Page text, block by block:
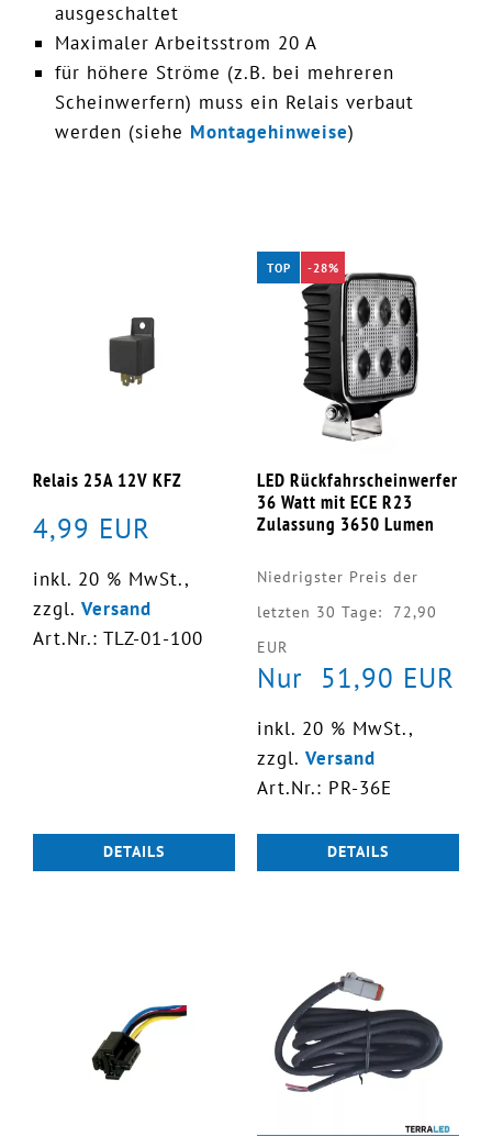
ausgeschaltet
Maximaler Arbeitsstrom 20 A
für höhere Ströme (z.B. bei mehreren
Scheinwerfern) muss ein Relais verbaut
werden (siehe Montagehinweise)
Relais 25A 12V KFZ
4,99 EUR
inkl. 20 % MwSt.,
zzgl.Versand
Art.Nr.: TLZ-01-100
DETAILS
TOP -28%
LED Rückfahrscheinwerfer
36 Watt mit ECE R23
Zulassung 3650 Lumen
Niedrigster Preis der
letzten 30 Tage: 72,90
EUR
Nur 51,90 EUR
inkl. 20 % MwSt.,
zzgl. Versand
Art.Nr.: PR-36E
DETAILS